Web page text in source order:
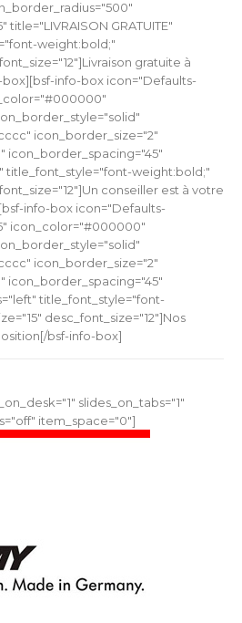
GRATUITE"
weight:bold;"
gratuite à
info-box icon="Defaults-
icon_border_size="2"
icon_border_spacing="45"
title_font_style="font-weight:bold;"
conseiller est à votre
info-box icon="Defaults-
icon_color="#000000"
icon_border_size="2"
icon_border_spacing="45"
title_font_style="font-
desc_font_size="12"]Nos
bsf-info-box]
slides_on_tabs="1"
item_space="0"]